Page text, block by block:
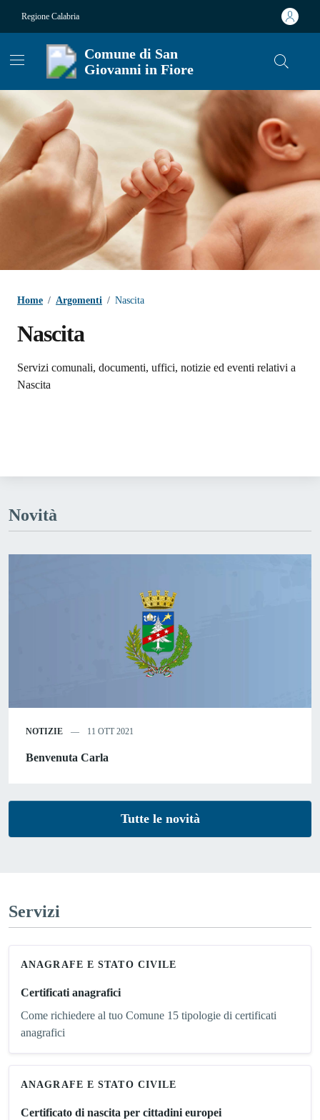
Regione Calabria
Comune di San
Giovanni in Fiore
Contenuti in evidenza
Home / Argomenti / Nascita
Nascita
Dettagli dell'argomento
Servizi comunali, documenti, uffici, notizie ed eventi relativi a
Nascita
Novità
NOTIZIE 11 OTT 2021
Benvenuta Carla
Tutte le novità
Servizi
ANAGRAFE E STATO CIVILE
Certificati anagrafici
Come richiedere al tuo Comune 15 tipologie di certificati
anagrafici
ANAGRAFE E STATO CIVILE
Certificato di nascita per cittadini europei